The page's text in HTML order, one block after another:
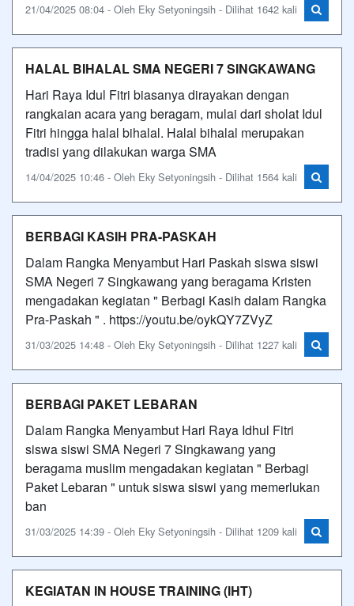
21/04/2025 08:04 - Oleh Eky Setyoningsih - Dilihat 1642 kali
HALAL BIHALAL SMA NEGERI 7 SINGKAWANG
Hari Raya Idul Fitri biasanya dirayakan dengan
rangkaian acara yang beragam, mulai dari sholat Idul
Fitri hingga halal bihalal. Halal bihalal merupakan
tradisi yang dilakukan warga SMA
14/04/2025 10:46 - Oleh Eky Setyoningsih - Dilihat 1564 kali
BERBAGI KASIH PRA-PASKAH
Dalam Rangka Menyambut Hari Paskah siswa siswi
SMA Negeri 7 Singkawang yang beragama Kristen
mengadakan kegiatan " Berbagi Kasih dalam Rangka
Pra-Paskah " . https://youtu.be/oykQY7ZVyZ
31/03/2025 14:48 - Oleh Eky Setyoningsih - Dilihat 1227 kali
BERBAGI PAKET LEBARAN
Dalam Rangka Menyambut Hari Raya Idhul Fitri
siswa siswi SMA Negeri 7 Singkawang yang
beragama muslim mengadakan kegiatan " Berbagi
Paket Lebaran " untuk siswa siswi yang memerlukan
ban
31/03/2025 14:39 - Oleh Eky Setyoningsih - Dilihat 1209 kali
KEGIATAN IN HOUSE TRAINING (IHT)